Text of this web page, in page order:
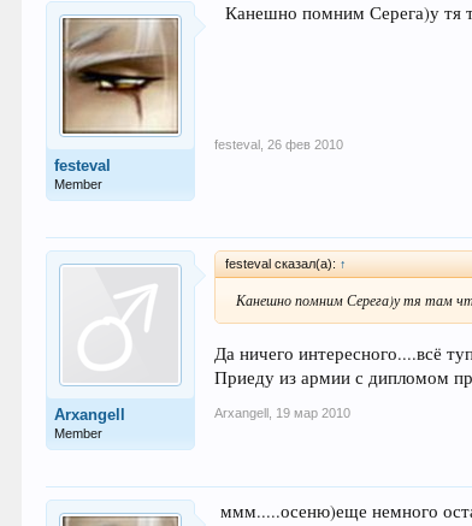
festeval
Member
Канешно помним Серега)у тя
festeval 26 фев 2010
Arxangell
Member
festeval сказал(а): ↑
Канешно помним Серега)у тя там
Да ничего интересного....всё
Приеду из армии с дипломом
Arxangell 19 мар 2010
ммм.....осеню)еще немного